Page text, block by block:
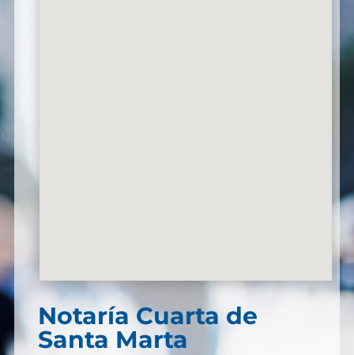
Notaría Cuarta de
Santa Marta